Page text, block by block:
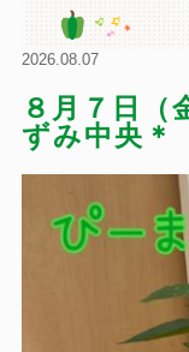
2026.08.07
８月７日（
ずみ中央＊